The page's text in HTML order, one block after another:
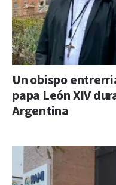
Un obispo
papa León XIV
Argentina